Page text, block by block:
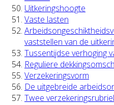
Uitkeringshoogte
Vaste lasten
vaststellen van de
Tussentijdse verhoging
Reguliere
Verzekeringsvorm
De uitgebreide
Twee